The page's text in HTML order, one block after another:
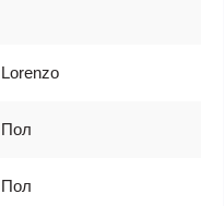
Lorenzo
Пол
Пол